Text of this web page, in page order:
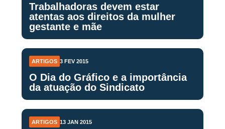
Trabalhadoras devem estar
atentas aos direitos da mulher
gestante e mãe
ARTIGOS 3 FEV 2015
O Dia do Gráfico e a importância
da atuação do Sindicato
ARTIGOS 13 JAN 2015